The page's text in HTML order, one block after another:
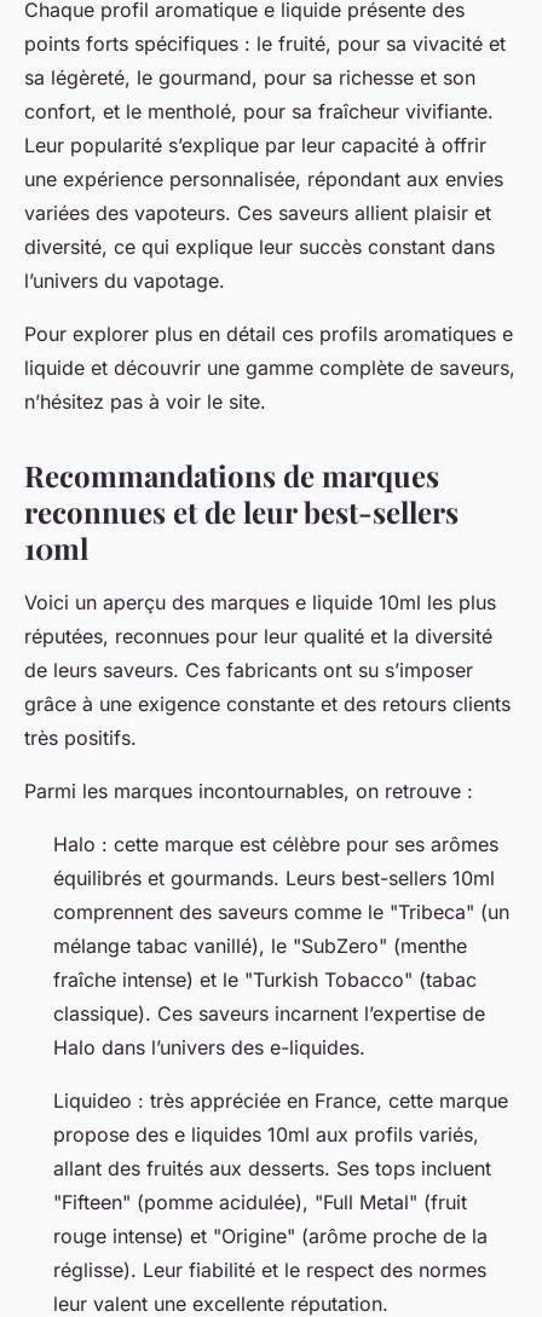
Chaque profil aromatique e liquide présente des
points forts spécifiques : le fruité, pour sa vivacité et
sa légèreté, le gourmand, pour sa richesse et son
confort, et le mentholé, pour sa fraîcheur vivifiante.
Leur popularité s’explique par leur capacité à offrir
une expérience personnalisée, répondant aux envies
variées des vapoteurs. Ces saveurs allient plaisir et
diversité, ce qui explique leur succès constant dans
l’univers du vapotage.
Pour explorer plus en détail ces profils aromatiques e
liquide et découvrir une gamme complète de saveurs,
n’hésitez pas à voir le site.
Recommandations de marques
reconnues et de leur best-sellers
10ml
Voici un aperçu des marques e liquide 10ml les plus
réputées, reconnues pour leur qualité et la diversité
de leurs saveurs. Ces fabricants ont su s’imposer
grâce à une exigence constante et des retours clients
très positifs.
Parmi les marques incontournables, on retrouve :
Halo : cette marque est célèbre pour ses arômes
équilibrés et gourmands. Leurs best-sellers 10ml
comprennent des saveurs comme le "Tribeca" (un
mélange tabac vanillé), le "SubZero" (menthe
fraîche intense) et le "Turkish Tobacco" (tabac
classique). Ces saveurs incarnent l’expertise de
Halo dans l’univers des e-liquides.
Liquideo : très appréciée en France, cette marque
propose des e liquides 10ml aux profils variés,
allant des fruités aux desserts. Ses tops incluent
"Fifteen" (pomme acidulée), "Full Metal" (fruit
rouge intense) et "Origine" (arôme proche de la
réglisse). Leur fiabilité et le respect des normes
leur valent une excellente réputation.